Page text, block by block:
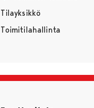
Tilayksikkö
Toimitilahallinta